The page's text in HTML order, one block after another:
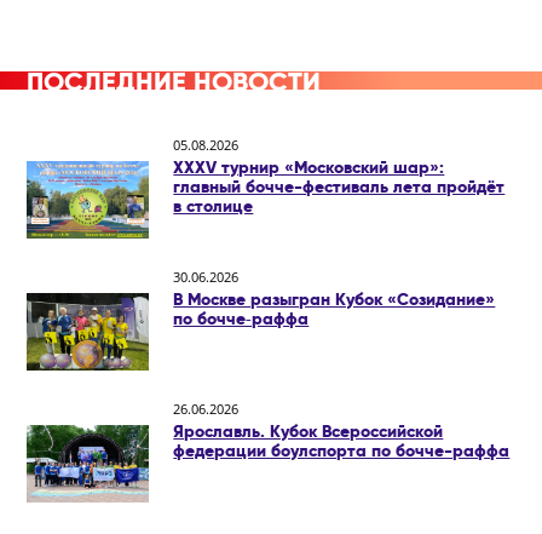
ПОСЛЕДНИЕ НОВОСТИ
05.08.2026
XXXV турнир «Московский шар»:
главный бочче-фестиваль лета пройдёт
в столице
30.06.2026
В Москве разыгран Кубок «Созидание»
по бочче‑раффа
26.06.2026
Ярославль. Кубок Всероссийской
федерации боулспорта по бочче-раффа